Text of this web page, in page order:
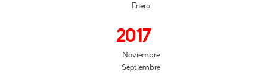
Enero
2017
Noviembre
Septiembre